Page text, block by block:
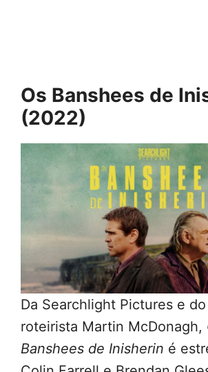
Os Banshees de
(2022)
Da Searchlight Pictures e
roteirista Martin McDonagh,
Banshees de Inisherin é